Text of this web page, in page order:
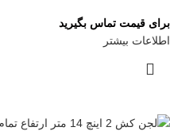
برای قیمت تماس بگیرید
اطلاعات بیشتر